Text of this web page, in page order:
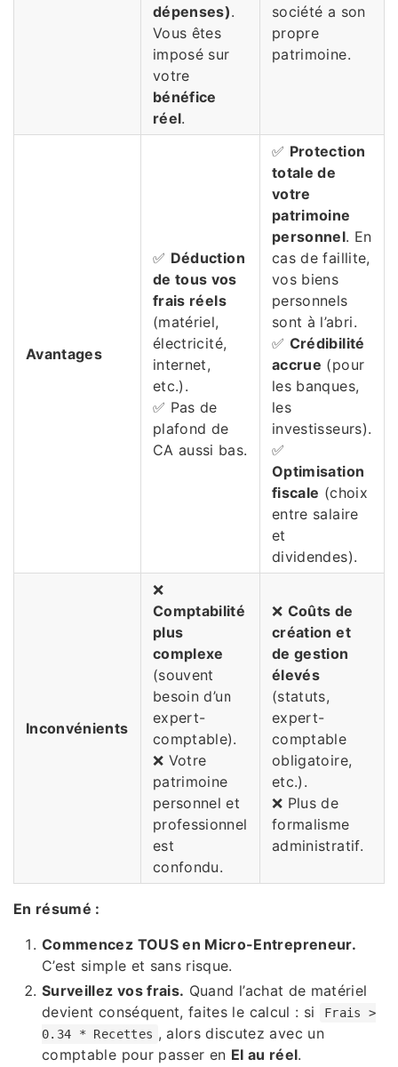
dépenses).
Vous êtes
imposé sur
votre
bénéfice
réel.
société a son
propre
patrimoine.
Avantages
✅ Déduction
de tous vos
frais réels
(matériel,
électricité,
internet,
etc.).
✅ Pas de
plafond de
CA aussi bas.
✅ Protection
totale de
votre
patrimoine
personnel. En
cas de faillite,
vos biens
personnels
sont à l’abri.
✅ Crédibilité
accrue (pour
les banques,
les
investisseurs).
✅
Optimisation
fiscale (choix
entre salaire
et
dividendes).
Inconvénients
❌
Comptabilité
plus
complexe
(souvent
besoin d’un
expert-
comptable).
❌ Votre
patrimoine
personnel et
professionnel
est
confondu.
❌ Coûts de
création et
de gestion
élevés
(statuts,
expert-
comptable
obligatoire,
etc.).
❌ Plus de
formalisme
administratif.
En résumé :
Commencez TOUS en Micro-Entrepreneur.
C’est simple et sans risque.
Surveillez vos frais. Quand l’achat de matériel
devient conséquent, faites le calcul : si
Frais >
0.34 * Recettes , alors discutez avec un
comptable pour passer en EI au réel.